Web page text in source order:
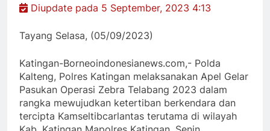
Diupdate pada 5 September, 2023 4:13
Tayang Selasa, (05/09/2023)
Katingan-Borneoindonesianews.com,- Polda
Kalteng, Polres Katingan melaksanakan Apel Gelar
Pasukan Operasi Zebra Telabang 2023 dalam
rangka mewujudkan ketertiban berkendara dan
tercipta Kamseltibcarlantas terutama di wilayah